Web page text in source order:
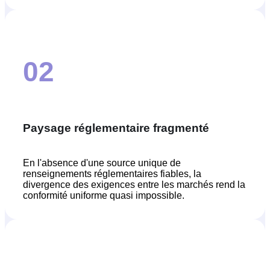
02
Paysage réglementaire fragmenté
En l'absence d'une source unique de
renseignements réglementaires fiables, la
divergence des exigences entre les marchés rend la
conformité uniforme quasi impossible.